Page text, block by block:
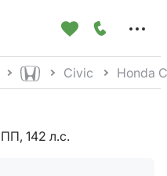
Civic Honda
142 л.с.